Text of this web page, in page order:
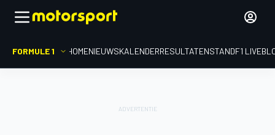
FORMULE 1 HOMENIEUWSKALENDERRESULTATENSTANDF1